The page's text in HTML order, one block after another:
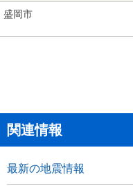
盛岡市
関連情報
最新の地震情報